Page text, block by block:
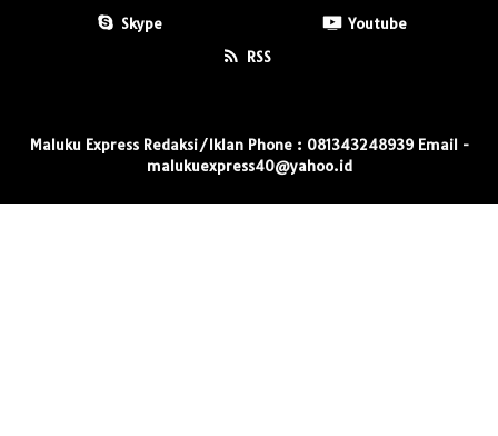
Skype
Youtube
RSS
Maluku Express Redaksi/Iklan Phone : 081343248939 Email -
malukuexpress40@yahoo.id